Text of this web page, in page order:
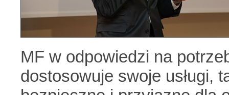
MF w odpowiedzi na
dostosowuje swoje usługi,